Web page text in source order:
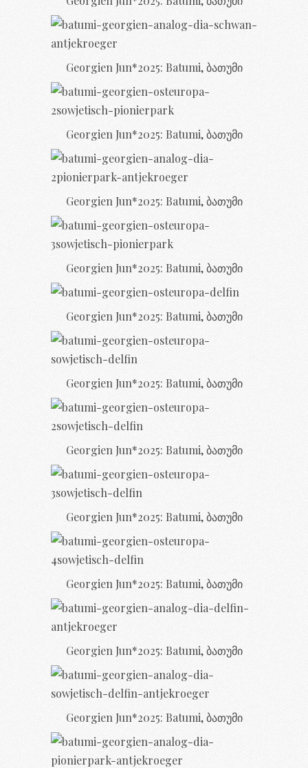
Georgien Jun*2025: Batumi, ბათუმი
Georgien Jun*2025: Batumi, ბათუმი
Georgien Jun*2025: Batumi, ბათუმი
Georgien Jun*2025: Batumi, ბათუმი
Georgien Jun*2025: Batumi, ბათუმი
Georgien Jun*2025: Batumi, ბათუმი
Georgien Jun*2025: Batumi, ბათუმი
Georgien Jun*2025: Batumi, ბათუმი
Georgien Jun*2025: Batumi, ბათუმი
Georgien Jun*2025: Batumi, ბათუმი
Georgien Jun*2025: Batumi, ბათუმი